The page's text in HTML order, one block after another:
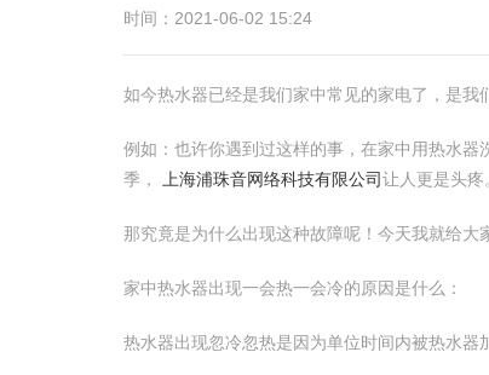
时间：2021-06-02 15:24
如今热水器已经是我们家中常见的家电了，是我
例如：也许你遇到过这样的事，在家中用热水器
季，
上海浦珠音网络科技有限公司让人更是头疼
那究竟是为什么出现这种故障呢！今天我就给大
家中热水器出现一会热一会冷的原因是什么：
热水器出现忽冷忽热是因为单位时间内被热水器